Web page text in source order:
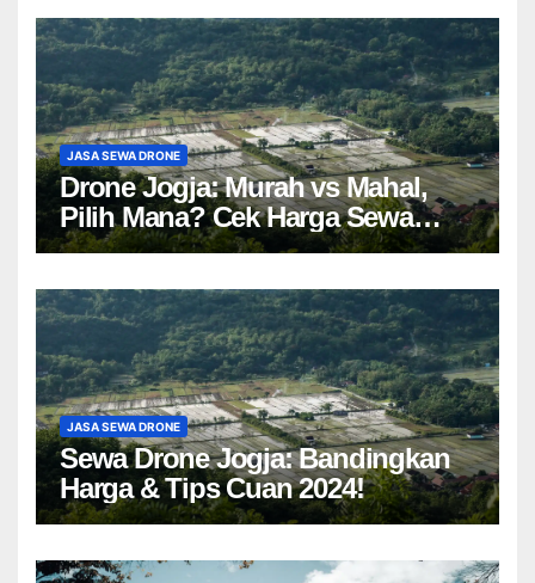
JASA SEWA DRONE
Drone Jogja: Murah vs Mahal,
Pilih Mana? Cek Harga Sewa
Drone Yogyakarta!
JASA SEWA DRONE
Sewa Drone Jogja: Bandingkan
Harga & Tips Cuan 2024!